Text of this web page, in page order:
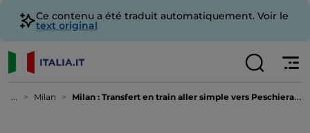
Ce contenu a été traduit automatiquement. Voir le
text original
... Milan Milan : Transfert en train aller simple vers Peschiera Del Garda